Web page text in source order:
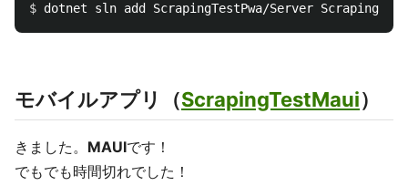
$
モバイルアプリ（ScrapingTestMaui）
きました。 MAUIです！
でもでも時間切れでした！